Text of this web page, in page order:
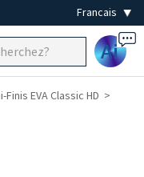
Ai
EVA Classic HD